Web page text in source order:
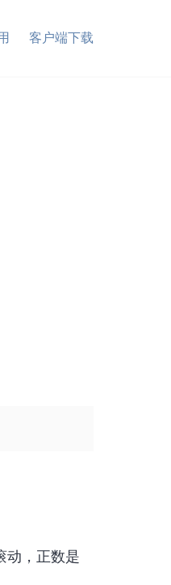
客户端下载
动，正数是